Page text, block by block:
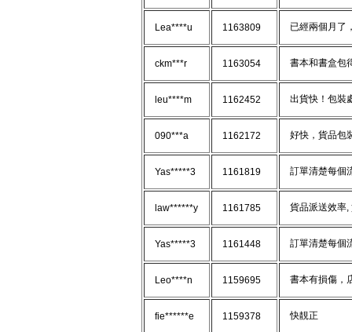
Lea****u 1163809 已經兩個月了
ckm***r 1163054 書本和書盒包
leu****m 1162452 出貨快！包裝
090***a 1162172 好快，貨品包
Yas*****3 1161819 訂單清楚每個
law******y 1161785 貨品派送效率,
Yas*****3 1161448 訂單清楚每個
Leo****n 1159695 書本有損傷，
fie******e 1159378 快靚正